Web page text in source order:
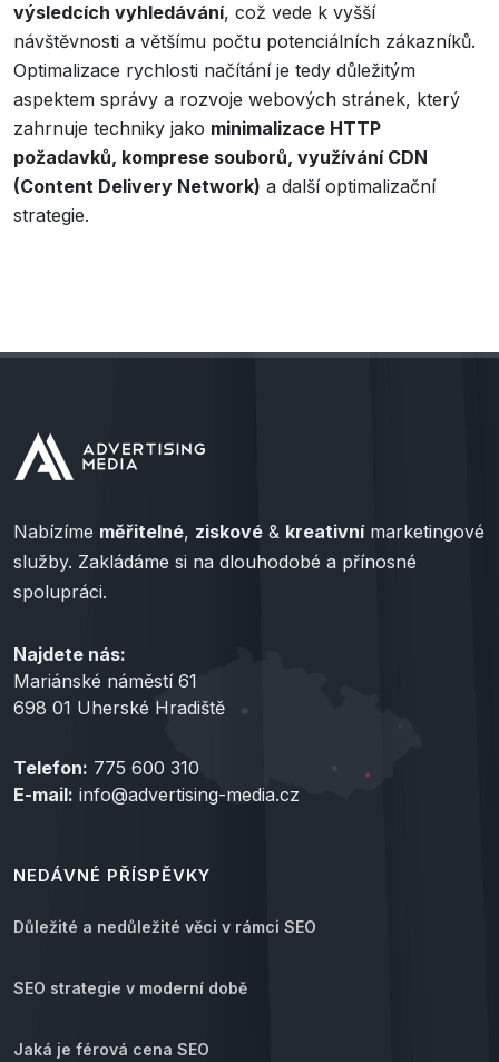
výsledcích vyhledávání, což vede k vyšší
návštěvnosti a většímu počtu potenciálních zákazníků.
Optimalizace rychlosti načítání je tedy důležitým
aspektem správy a rozvoje webových stránek, který
zahrnuje techniky jako minimalizace HTTP
požadavků, komprese souborů, využívání CDN
(Content Delivery Network) a další optimalizační
strategie.
Nabízíme měřitelné, ziskové & kreativnímarketingové
služby. Zakládáme si na dlouhodobé a přínosné
spolupráci.
Najdete nás:
Mariánské náměstí 61
698 01 Uherské Hradiště
Telefon: 775 600 310
E-mail: info@advertising-media.cz
NEDÁVNÉ PŘÍSPĚVKY
Důležité a nedůležité věci v rámci SEO
SEO strategie v moderní době
Jaká je férová cena SEO